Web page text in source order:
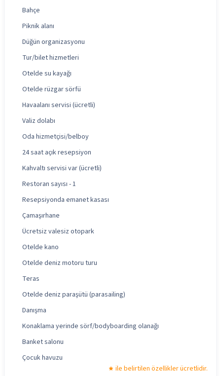
Bahçe
Piknik alanı
Düğün organizasyonu
Tur/bilet hizmetleri
Otelde su kayağı
Otelde rüzgar sörfü
Havaalanı servisi (ücretli)
Valiz dolabı
Oda hizmetçisi/belboy
24 saat açık resepsiyon
Kahvaltı servisi var (ücretli)
Restoran sayısı - 1
Resepsiyonda emanet kasası
Çamaşırhane
Ücretsiz valesiz otopark
Otelde kano
Otelde deniz motoru turu
Teras
Otelde deniz paraşütü (parasailing)
Danışma
Konaklama yerinde sörf/bodyboarding olanağı
Banket salonu
Çocuk havuzu
ile belirtilen özellikler ücretlidir.